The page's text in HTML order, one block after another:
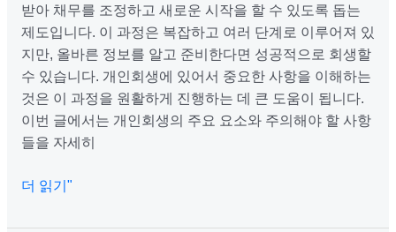
방
법
받아 채무를 조정하고 새로운 시작을 할 수 있도록 돕는
제도입니다. 이 과정은 복잡하고 여러 단계로 이루어져 있
지만, 올바른 정보를 알고 준비한다면 성공적으로 회생할
수 있습니다. 개인회생에 있어서 중요한 사항을 이해하는
것은 이 과정을 원활하게 진행하는 데 큰 도움이 됩니다.
이번 글에서는 개인회생의 주요 요소와 주의해야 할 사항
들을 자세히
에
있
어
서
중
요
한
항
더 읽기"